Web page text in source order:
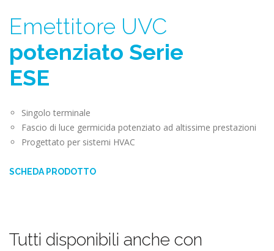
Emettitore UVC
potenziato Serie
ESE
Singolo terminale
Fascio di luce germicida potenziato ad altissime prestazioni
Progettato per sistemi HVAC
SCHEDA PRODOTTO
Tutti disponibili anche con